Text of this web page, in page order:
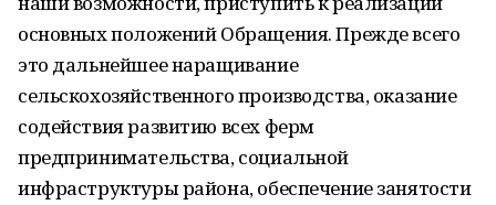
основных положений Обращения. Прежде всего
это дальнейшее наращивание
сельскохозяйственного производства, оказание
содействия развитию всех ферм
предпринимательства, социальной
инфраструктуры района, обеспечение занятости